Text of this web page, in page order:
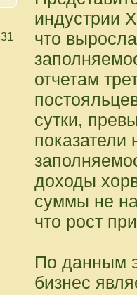
31
индустрии
что
отчетам
сутки,
показатели
доходы
суммы не
что рост
По данным
бизнес